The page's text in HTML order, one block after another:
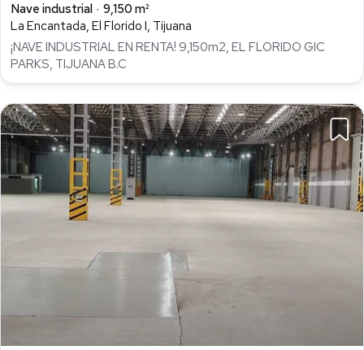
Nave industrial
9,150 m²
La Encantada, El Florido I, Tijuana
¡NAVE INDUSTRIAL EN RENTA! 9,150m2, EL FLORIDO GIC
PARKS, TIJUANA B.C